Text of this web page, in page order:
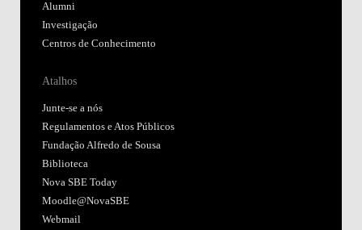
Alumni
Investigação
Centros de Conhecimento
Atalhos
Junte-se a nós
Regulamentos e Atos Públicos
Fundação Alfredo de Sousa
Biblioteca
Nova SBE Today
Moodle@NovaSBE
Webmail